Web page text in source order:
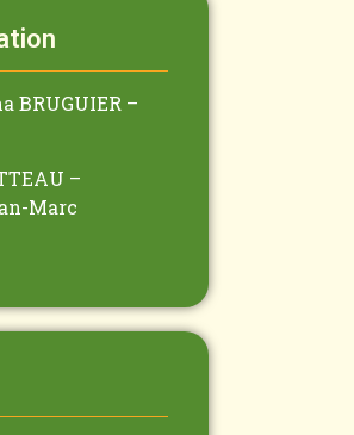
BRUGUIER –
–
Marc